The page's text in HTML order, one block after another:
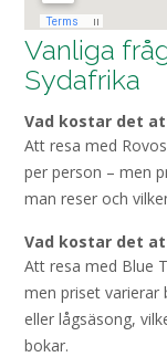
Vanliga
Sydafrika
Vad kostar det
Att resa med
per person – men
man reser och
Vad kostar det
Att resa med Blue
men priset varierar
eller lågsäsong,
bokar.